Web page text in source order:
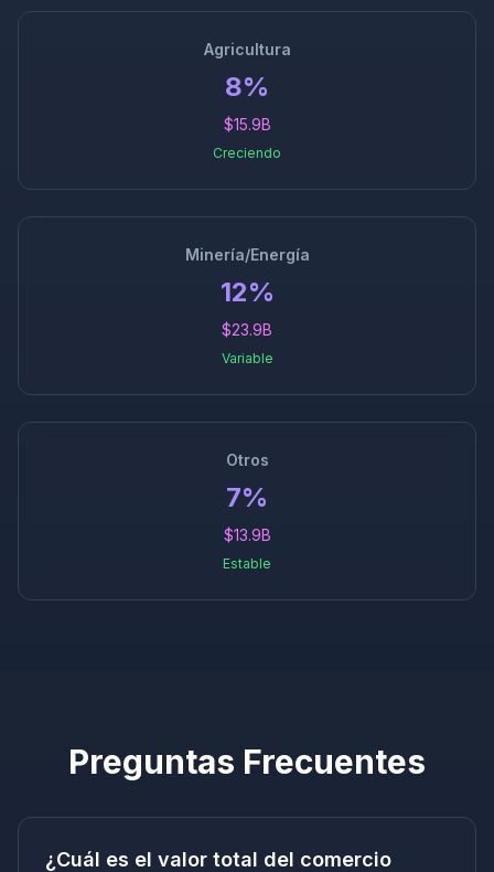
Agricultura
8%
$15.9B
Creciendo
Minería/Energía
12%
$23.9B
Variable
Otros
7%
$13.9B
Estable
Preguntas Frecuentes
¿Cuál es el valor total del comercio